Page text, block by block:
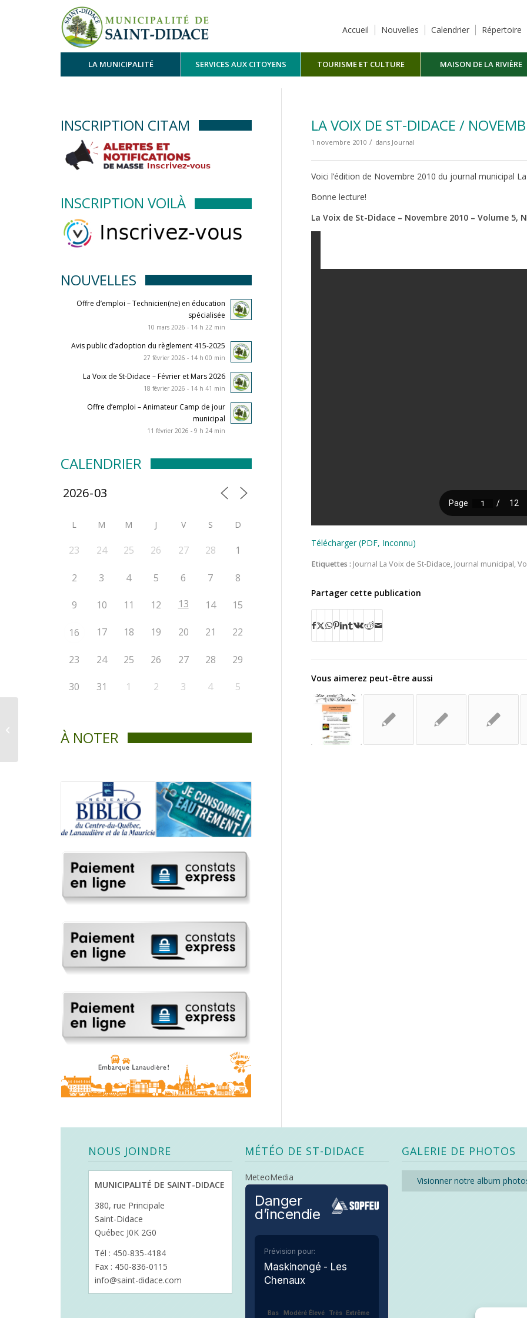
Accueil Nouvelles Calendrier Répertoire
LA MUNICIPALITÉ SERVICES AUX CITOYENS TOURISME ET CULTURE MAISON DE LA RIVIÈRE
LA VOIX DE ST-DIDACE /
1 novembre 2010 / dans Journal
Voici l’édition de Novembre 2010 du journal municipal
Bonne lecture!
La Voix de St-Didace – Novembre 2010 – Volume 5,
Télécharger (PDF, Inconnu)
Etiquettes : Journal La Voix de St-Didace, Journal municipal,
Partager cette publication
Vous aimerez peut-être aussi
INSCRIPTION CITAM
INSCRIPTION VOILÀ
NOUVELLES
Offre d’emploi – Technicien(ne) en éducation
spécialisée
10 mars 2026 - 14 h 22 min
Avis public d’adoption du règlement 415-2025
27 février 2026 - 14 h 00 min
La Voix de St-Didace – Février et Mars 2026
18 février 2026 - 14 h 41 min
Offre d’emploi – Animateur Camp de jour
municipal
11 février 2026 - 9 h 24 min
CALENDRIER
L M M J V S D
23 24 25 26 27 28 1
2 3 4 5 6 7 8
9 10 11 12 13 14 15
16 17 18 19 20 21 22
23 24 25 26 27 28 29
30 31 1 2 3 4 5
À NOTER
NOUS JOINDRE
MUNICIPALITÉ DE SAINT-DIDACE
380, rue Principale
Saint-Didace
Québec J0K 2G0
Tél : 450-835-4184
Fax : 450-836-0115
info@saint-didace.com
MÉTÉO DE ST-DIDACE
MeteoMedia
Danger
d’incendie
Prévision pour:
Maskinongé - Les
Chenaux
Bas Modéré Élevé Très Extrême
GALERIE DE PHOTOS
Visionner notre album
La Voix de St-Didace / Octobre 2010